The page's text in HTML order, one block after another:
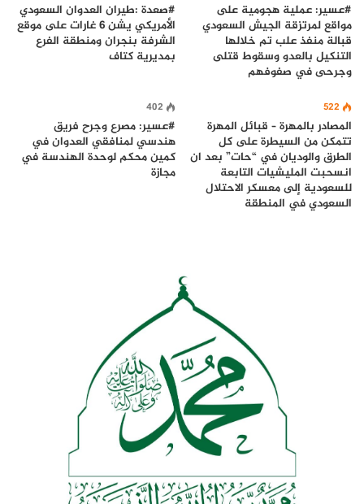
#عسير: عملية هجومية على
مواقع لمرتزقة الجيش السعودي
قبالة منفذ علب تم خلالها
التنكيل بالعدو وسقوط قتلى
وجرحى في صفوفهم
#صعدة :طيران العدوان السعودي
الأمريكي يشن 6 غارات على موقع
الشرفة بنجران ومنطقة الفرع
بمديرية كتاف
522
المصادر بالمهرة – قبائل المهرة
تتمكن من السيطرة على كل
الطرق والوديان في “حات” بعد ان
انسحبت المليشيات التابعة
للسعودية إلى معسكر الاحتلال
السعودي في المنطقة
402
#عسير: مصرع وجرح فريق
هندسي لمنافقي العدوان في
كمين محكم لوحدة الهندسة في
مجازة